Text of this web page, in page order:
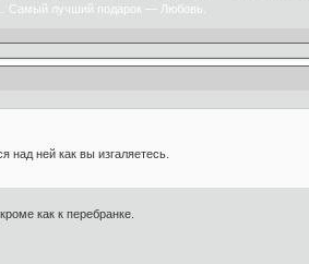
лучший подарок — Любовь.
над ней как вы изгаляетесь.
как к перебранке.